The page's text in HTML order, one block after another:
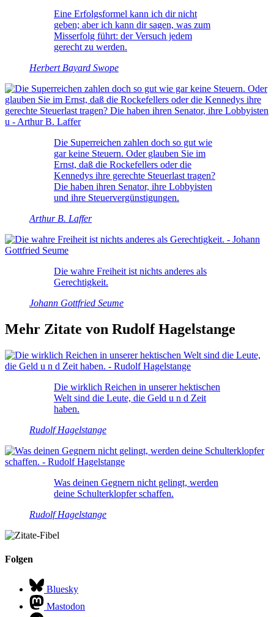
Eine Erfolgsformel kann ich dir nicht
geben; aber ich kann dir sagen, was zum
Misserfolg führt: der Versuch jedem
gerecht zu werden.
Herbert Bayard Swope
Die Superreichen zahlen doch so gut wie
gar keine Steuern. Oder glauben Sie im
Ernst, daß die Rockefellers oder die
Kennedys ihre gerechte Steuerlast tragen?
Die haben ihren Senator, ihre Lobbyisten
und ihre Steuervergünstigungen.
Arthur B. Laffer
Die wahre Freiheit ist nichts anderes als
Gerechtigkeit.
Johann Gottfried Seume
Mehr Zitate von Rudolf Hagelstange
Die wirklich Reichen in unserer hektischen
Welt sind die Leute, die Geld u n d Zeit
haben.
Rudolf Hagelstange
Was deinen Gegnern nicht gelingt, werden
deine Schulterklopfer schaffen.
Rudolf Hagelstange
Folgen
Bluesky
Mastodon